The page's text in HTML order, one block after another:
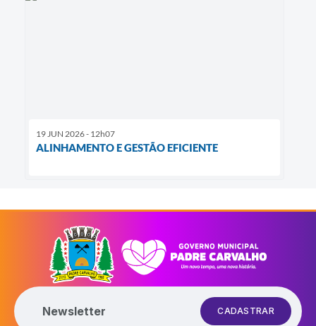
19 JUN 2026 - 12h07
ALINHAMENTO E GESTÃO EFICIENTE
Newsletter CADASTRAR